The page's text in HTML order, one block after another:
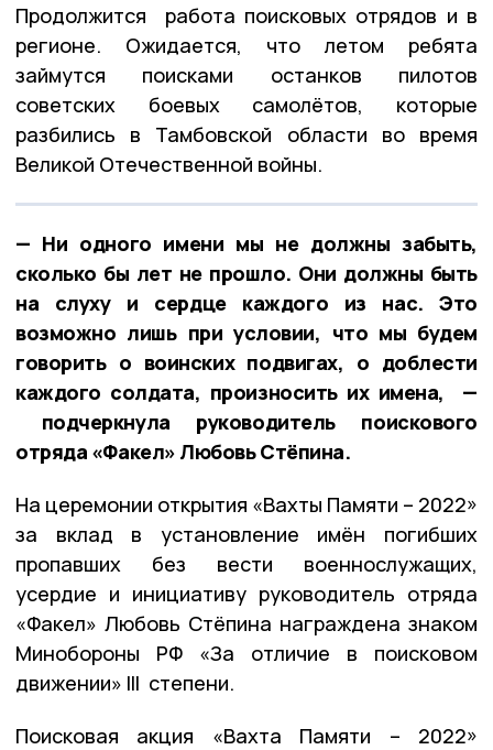
Продолжится работа поисковых отрядов и в
регионе. Ожидается, что летом ребята
займутся поисками останков пилотов
советских боевых самолётов, которые
разбились в Тамбовской области во время
Великой Отечественной войны.
— Ни одного имени мы не должны забыть,
сколько бы лет не прошло. Они должны быть
на слуху и сердце каждого из нас. Это
возможно лишь при условии, что мы будем
говорить о воинских подвигах, о доблести
каждого солдата, произносить их имена, —
подчеркнула руководитель поискового
отряда «Факел» Любовь Стёпина.
На церемонии открытия «Вахты Памяти – 2022»
за вклад в установление имён погибших
пропавших без вести военнослужащих,
усердие и инициативу руководитель отряда
«Факел» Любовь Стёпина награждена знаком
Минобороны РФ «За отличие в поисковом
движении» III степени.
Поисковая акция «Вахта Памяти – 2022»